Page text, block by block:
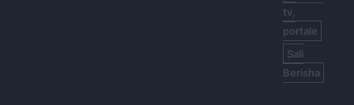
tv,
portale
Sali
Berisha